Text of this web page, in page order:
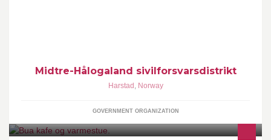
Midtre-Hålogaland sivilforsvarsdistrikt
Harstad , Norway
GOVERNMENT ORGANIZATION